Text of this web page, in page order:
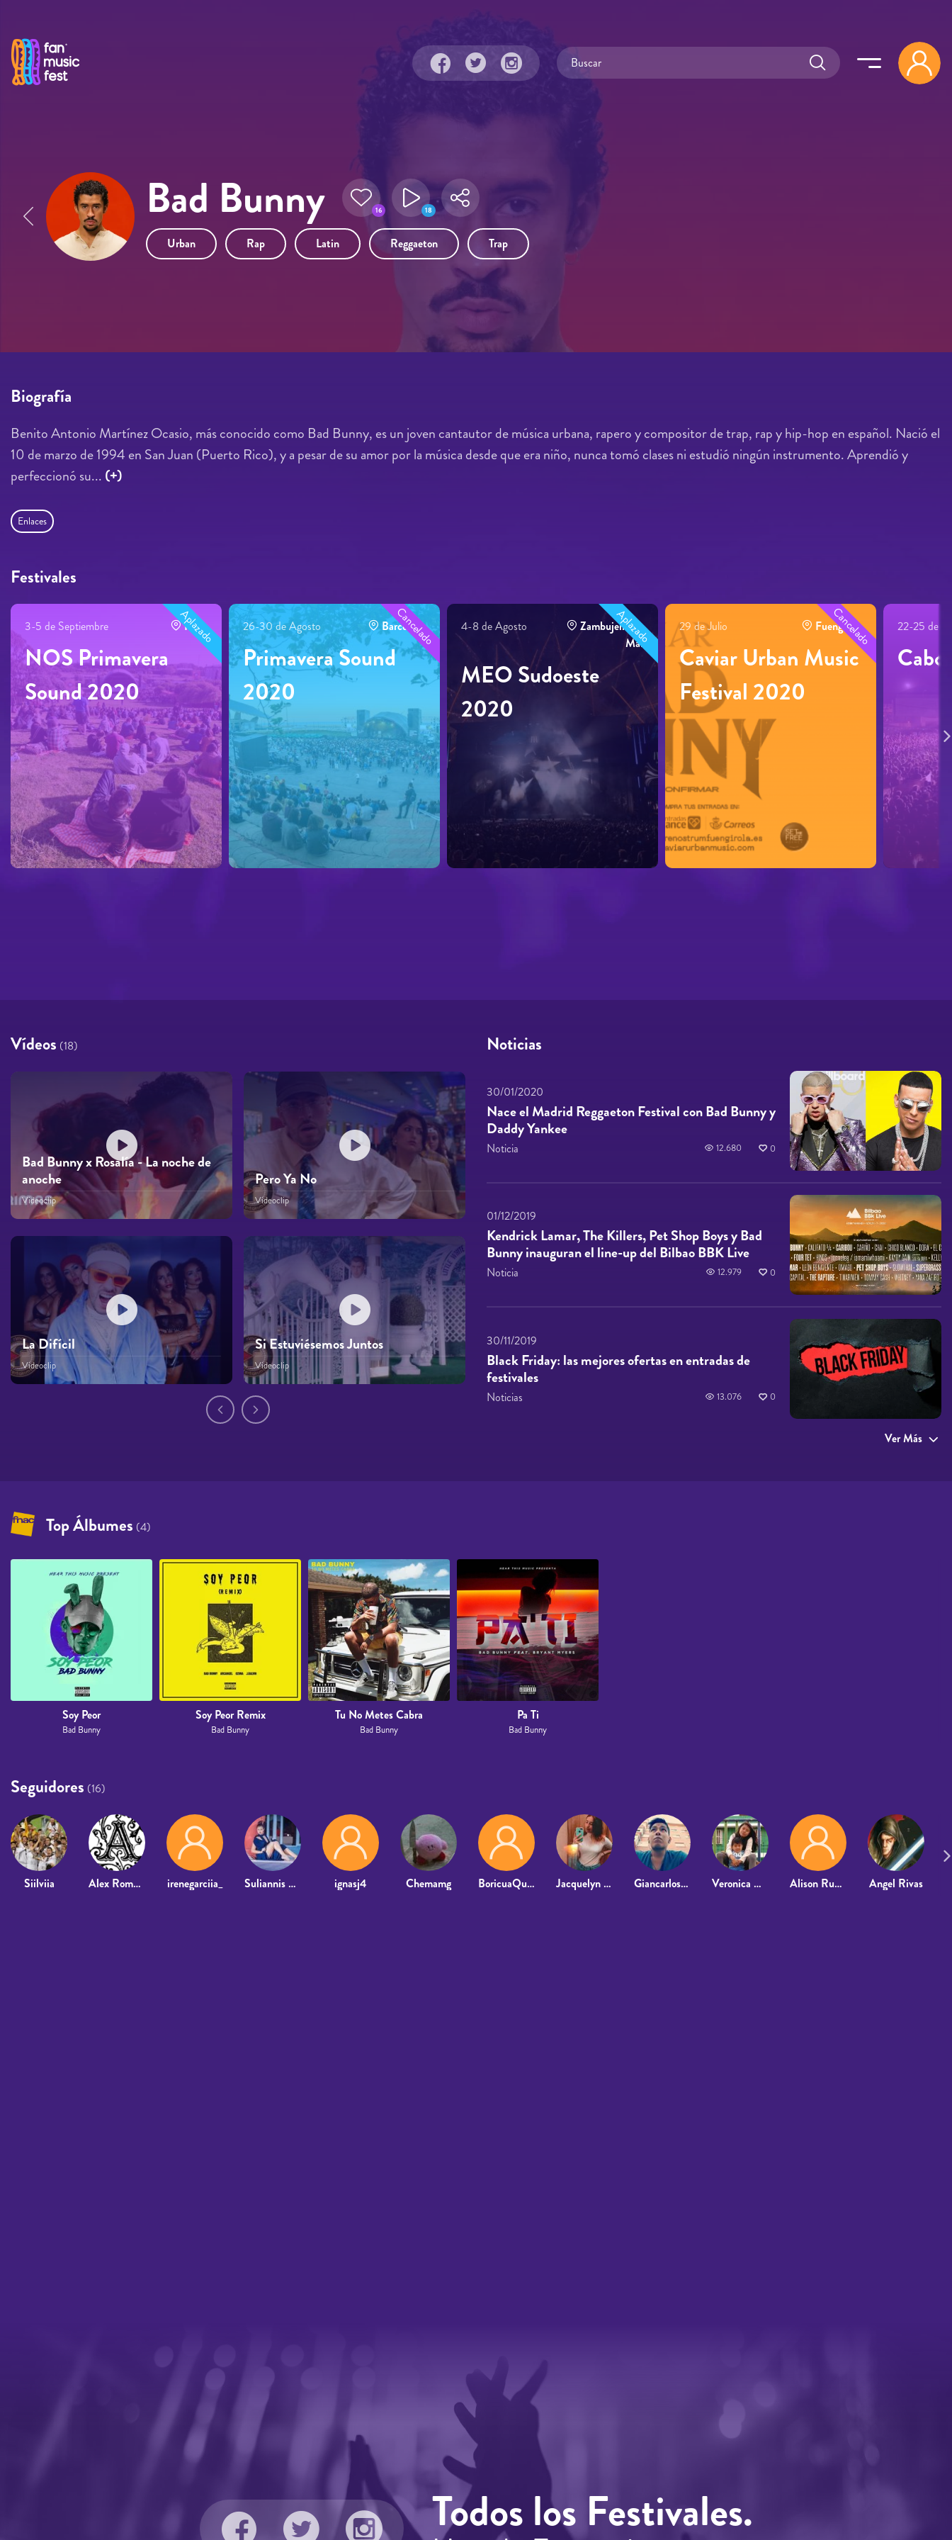
Bad Bunny 16 18
Urban Rap Latin Reggaeton Trap
Biografía
Benito Antonio Martínez Ocasio, más conocido como Bad Bunny, es un joven cantautor de música urbana, rapero y compositor de trap, rap y hip-hop en español. Nació el
10 de marzo de 1994 en San Juan (Puerto Rico), y a pesar de su amor por la música desde que era niño, nunca tomó clases ni estudió ningún instrumento. Aprendió y
perfeccionó su... (+)
Enlaces
Festivales
Aplazado
3-5 de Septiembre Porto
NOS Primavera
Sound 2020
Cancelado
26-30 de Agosto Barcelona
Primavera Sound
2020
Aplazado
4-8 de Agosto
Zambujeira do
Mar
MEO Sudoeste
2020
Cancelado
29 de Julio Fuengirola
Caviar Urban Music
Festival 2020
22-25 de
Noticias
30/01/2020
Nace el Madrid Reggaeton Festival con Bad Bunny y
Daddy Yankee
Noticia 12.680 0
01/12/2019
Kendrick Lamar, The Killers, Pet Shop Boys y Bad
Bunny inauguran el line-up del Bilbao BBK Live
Noticia 12.979 0
30/11/2019
Black Friday: las mejores ofertas en entradas de
festivales
Noticias 13.076 0
Ver Más
Vídeos (18)
Bad Bunny x Rosalía - La noche de
anoche
Videoclip
Pero Ya No
Videoclip
La Difícil
Videoclip
Si Estuviésemos Juntos
Videoclip
Top Álbumes (4)
Soy Peor
Bad Bunny
Soy Peor Remix
Bad Bunny
Tu No Metes Cabra
Bad Bunny
Pa Ti
Bad Bunny
Seguidores (16)
Siilviia Alex Romero2006 irenegarciia_ Suliannis Godinez ignasj4 Chemamg BoricuaQuinn Jacquelyn Quiroz Giancarlos Galvez Quispe Veronica De Juarez Alison Rubira Mera Angel Rivas
Todos los Festivales.